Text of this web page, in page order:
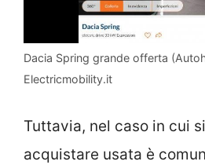
Dacia Spring grande offerta
Electricmobility.it
Tuttavia, nel caso in cui
acquistare usata è